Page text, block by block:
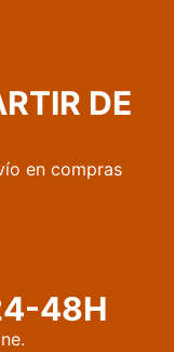
sin coste
del
DE
en compras
48H